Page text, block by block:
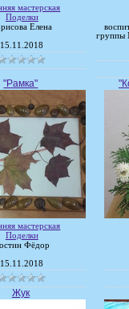
мастерская
Поделки
Елена
15.11.2018
группы
"Рамка"
мастерская
Поделки
Фёдор
15.11.2018
Жук